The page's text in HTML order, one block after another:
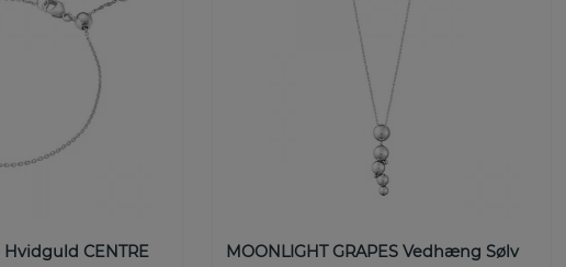
CENTRE
MOONLIGHT GRAPES Vedhæng Sølv